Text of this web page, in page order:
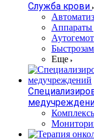
Служба крови
Аппараты
Еще